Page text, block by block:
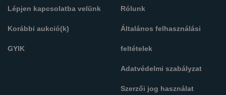
Lépjen kapcsolatba velünk
Korábbi aukció(k)
GYIK
Rólunk
Általános felhasználási
feltételek
Adatvédelmi szabályzat
Szerzői jog használat